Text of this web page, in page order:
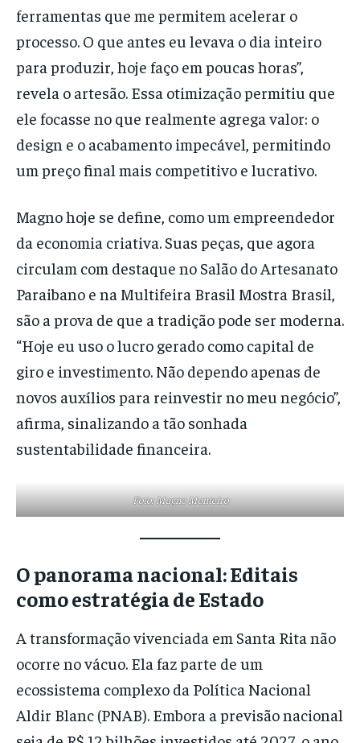
ferramentas que me permitem acelerar o
processo. O que antes eu levava o dia inteiro
para produzir, hoje faço em poucas horas”,
revela o artesão. Essa otimização permitiu que
ele focasse no que realmente agrega valor: o
design e o acabamento impecável, permitindo
um preço final mais competitivo e lucrativo.
Magno hoje se define, como um empreendedor
da economia criativa. Suas peças, que agora
circulam com destaque no Salão do Artesanato
Paraibano e na Multifeira Brasil Mostra Brasil,
são a prova de que a tradição pode ser moderna.
“Hoje eu uso o lucro gerado como capital de
giro e investimento. Não dependo apenas de
novos auxílios para reinvestir no meu negócio”,
afirma, sinalizando a tão sonhada
sustentabilidade financeira.
Foto: Magno Monteiro
O panorama nacional: Editais
como estratégia de Estado
A transformação vivenciada em Santa Rita não
ocorre no vácuo. Ela faz parte de um
ecossistema complexo da Política Nacional
Aldir Blanc (PNAB). Embora a previsão nacional